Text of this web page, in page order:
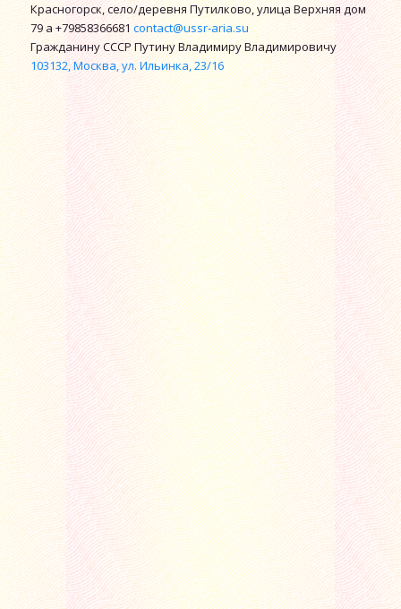
Красногорск, село/деревня Путилково, улица Верхняя дом
79 а +79858366681contact@ussr-aria.su
Гражданину СССР Путину Владимиру Владимировичу
103132, Москва, ул. Ильинка, 23/16